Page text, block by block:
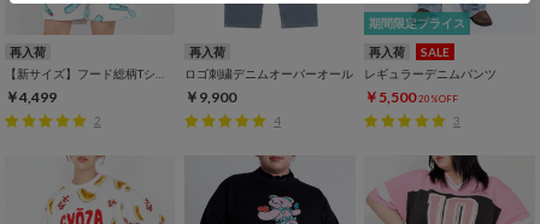
再入荷
￥4,499
2
再入荷
ロゴ刺繍デニムオーバーオール
￥9,900
4
期間限定プライス
再入荷
SALE
レギュラーデニムパンツ
￥5,500 20%OFF
3